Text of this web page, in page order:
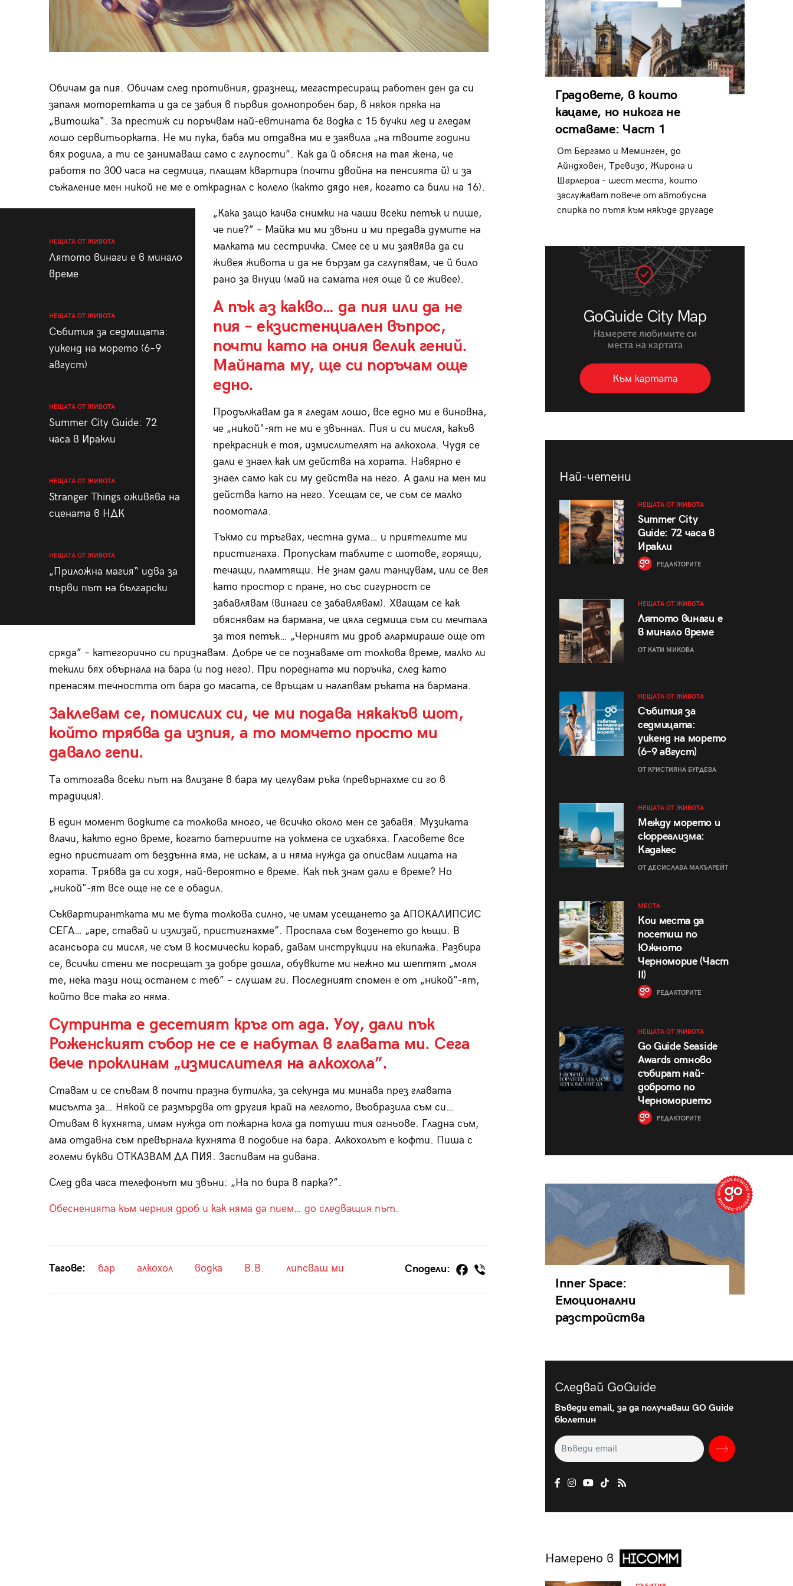
Обичам да пия. Обичам след противния, дразнещ, мегастресиращ работен ден да си
запаля моторетката и да се забия в първия долнопробен бар, в някоя пряка на
„Витошка“. За престиж си поръчвам най-евтината бг водка с 15 бучки лед и гледам
лошо сервитьорката. Не ми пука, баба ми отдавна ми е заявила „на твоите години
бях родила, а ти се занимаваш само с глупости”. Как да й обясня на тая жена, че
работя по 300 часа на седмица, плащам квартира (почти двойна на пенсията й) и за
съжаление мен никой не ме е откраднал с колело (както дядо нея, когато са били на 16).
НЕЩАТА ОТ ЖИВОТА
Лятото винаги е в минало
време
НЕЩАТА ОТ ЖИВОТА
Събития за седмицата:
уикенд на морето (6–9
август)
НЕЩАТА ОТ ЖИВОТА
Summer City Guide: 72
часа в Иракли
НЕЩАТА ОТ ЖИВОТА
Stranger Things оживява на
сцената в НДК
НЕЩАТА ОТ ЖИВОТА
„Приложна магия“ идва за
първи път на български
„Кака защо качва снимки на чаши всеки петък и пише,
че пие?” – Майка ми ми звъни и ми предава думите на
малката ми сестричка. Смее се и ми заявява да си
живея живота и да не бързам да сглупявам, че й било
рано за внуци (май на самата нея още й се живее).
А пък аз какво… да пия или да не
пия – екзистенциален въпрос,
почти като на ония велик гений.
Майната му, ще си поръчам още
едно.
Продължавам да я гледам лошо, все едно ми е виновна,
че „никой"-ят не ми е звъннал. Пия и си мисля, какъв
прекрасник е тоя, измислителят на алкохола. Чудя се
дали е знаел как им действа на хората. Навярно е
знаел само как си му действа на него. А дали на мен ми
действа като на него. Усещам се, че съм се малко
поомотала.
Тъкмо си тръгвах, честна дума… и приятелите ми
пристигнаха. Пропускам таблите с шотове, горящи,
течащи, пламтящи. Не знам дали танцувам, или се вея
като простор с пране, но със сигурност се
забавлявам (винаги се забавлявам). Хващам се как
обяснявам на бармана, че цяла седмица съм си мечтала
за тоя петък… „Черният ми дроб алармираше още от
сряда” – категорично си признавам. Добре че се познаваме от толкова време, малко ли
текили бях обърнала на бара (и под него). При поредната ми поръчка, след като
пренасям течността от бара до масата, се връщам и налапвам ръката на бармана.
Заклевам се, помислих си, че ми подава някакъв шот,
който трябва да изпия, а то момчето просто ми
давало гепи.
Та оттогава всеки път на влизане в бара му целувам ръка (превърнахме си го в
традиция).
В един момент водките са толкова много, че всичко около мен се забавя. Музиката
влачи, както едно време, когато батериите на уокмена се изхабяха. Гласовете все
едно пристигат от бездънна яма, не искам, а и няма нужда да описвам лицата на
хората. Трябва да си ходя, най-вероятно е време. Как пък знам дали е време? Но
„никой"-ят все още не се е обадил.
Съквартирантката ми ме бута толкова силно, че имам усещането за АПОКАЛИПСИС
СЕГА… „аре, ставай и излизай, пристигнахме”. Проспала съм возенето до къщи. В
асансьора си мисля, че съм в космически кораб, давам инструкции на екипажа. Разбира
се, всички стени ме посрещат за добре дошла, обувките ми нежно ми шептят „моля
те, нека тази нощ останем с теб” – слушам ги. Последният спомен е от „никой"-ят,
който все така го няма.
Сутринта е десетият кръг от ада. Уоу, дали пък
Роженският събор не се е набутал в главата ми. Сега
вече проклинам „измислителя на алкохола”.
Ставам и се спъвам в почти празна бутилка, за секунда ми минава през главата
мисълта за… Някой се размърдва от другия край на леглото, въобразила съм си…
Отивам в кухнята, имам нужда от пожарна кола да потуши тия огньове. Гладна съм,
ама отдавна съм превърнала кухнята в подобие на бара. Алкохолът е кофти. Пиша с
големи букви ОТКАЗВАМ ДА ПИЯ. Заспивам на дивана.
След два часа телефонът ми звъни: „На по бира в парка?”.
Обесненията към черния дроб и как няма да пием… до следващия път.
Тагове: бар алкохол водка В.В. липсваш ми Сподели:
Градовете, в които
кацаме, но никога не
оставаме: Част 1
От Бергамо и Меминген, до
Айндховен, Тревизо, Жирона и
Шарлероа - шест места, които
заслужават повече от автобусна
спирка по пътя към някъде другаде
Най-четени
НЕЩАТА ОТ ЖИВОТА
Summer City
Guide: 72 часа в
Иракли
РЕДАКТОРИТЕ
НЕЩАТА ОТ ЖИВОТА
Лятото винаги е
в минало време
ОТ КАТИ МИКОВА
НЕЩАТА ОТ ЖИВОТА
Събития за
седмицата:
уикенд на морето
(6–9 август)
ОТ КРИСТИЯНА БУРДЕВА
НЕЩАТА ОТ ЖИВОТА
Между морето и
сюрреализма:
Кадакес
ОТ ДЕСИСЛАВА МАКЪЛРЕЙТ
МЕСТА
Кои места да
посетиш по
Южното
Черноморие (Част
II)
РЕДАКТОРИТЕ
НЕЩАТА ОТ ЖИВОТА
Go Guide Seaside
Awards отново
събират най-
доброто по
Черноморието
РЕДАКТОРИТЕ
Inner Space:
Емоционални
разстройства
Следвай GoGuide
Въведи email, за да получаваш GO Guide
бюлетин
Намерено в